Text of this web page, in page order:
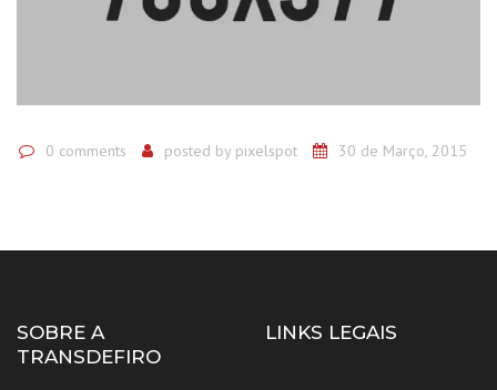
0 comments posted by pixelspot 30 de Março, 2015
SOBRE A
TRANSDEFIRO
LINKS LEGAIS